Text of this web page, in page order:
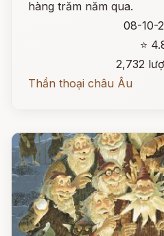
hàng trăm năm qua.
08-10-
⭐
2,732
Thần thoại châu Âu